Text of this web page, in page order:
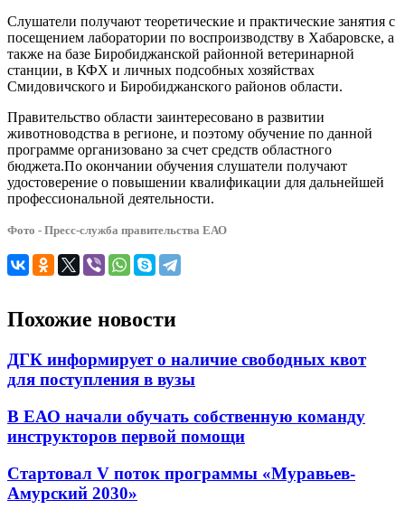
Слушатели получают теоретические и практические занятия с
посещением лаборатории по воспроизводству в Хабаровске, а
также на базе Биробиджанской районной ветеринарной
станции, в КФХ и личных подсобных хозяйствах
Смидовичского и Биробиджанского районов области.
Правительство области заинтересовано в развитии
животноводства в регионе, и поэтому обучение по данной
программе организовано за счет средств областного
бюджета.По окончании обучения слушатели получают
удостоверение о повышении квалификации для дальнейшей
профессиональной деятельности.
Фото - Пресс-служба правительства ЕАО
Похожие новости
ДГК информирует о наличие свободных квот
для поступления в вузы
В ЕАО начали обучать собственную команду
инструкторов первой помощи
Стартовал V поток программы «Муравьев-
Амурский 2030»